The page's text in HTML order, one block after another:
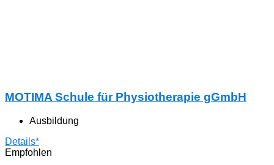
MOTIMA Schule für Physiotherapie gGmbH
Ausbildung
Details*
Empfohlen